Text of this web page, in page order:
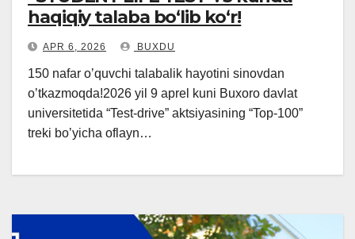
haqiqiy talaba bo‘lib ko‘r!
APR 6, 2026 BUXDU
150 nafar oʼquvchi talabalik hayotini sinovdan
oʼtkazmoqda!2026 yil 9 aprel kuni Buxoro davlat
universitetida “Test-drive” aktsiyasining “Top-100”
treki boʼyicha oflayn…